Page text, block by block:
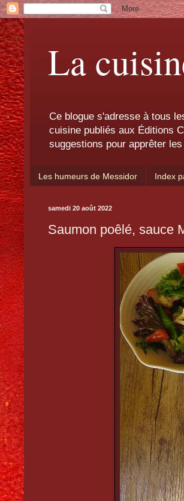
La
Ce blogue s'adresse à tous
cuisine publiés aux Éditions
suggestions pour apprêter
Les humeurs de Messidor Index
samedi 20 août 2022
Saumon poêlé, sauce